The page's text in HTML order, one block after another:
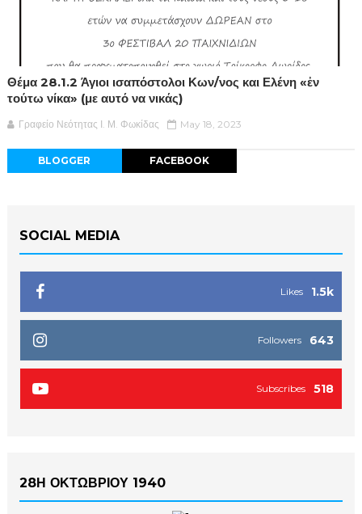
Θέμα 28.1.2 Άγιοι ισαπόστολοι Κων/νος και Ελένη «ἐν
τούτω νίκα» (με αυτό να νικάς)
Γραφείο Νεότητας Ι. Μ. Φωκίδας May 18, 2023
BLOGGER FACEBOOK
SOCIAL MEDIA
1.5k
Likes
643
Followers
518
Subscribes
28Η ΟΚΤΩΒΡΙΟΥ 1940